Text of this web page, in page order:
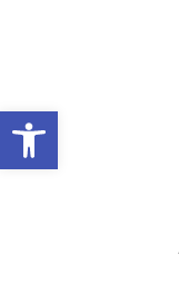
Open toolbar